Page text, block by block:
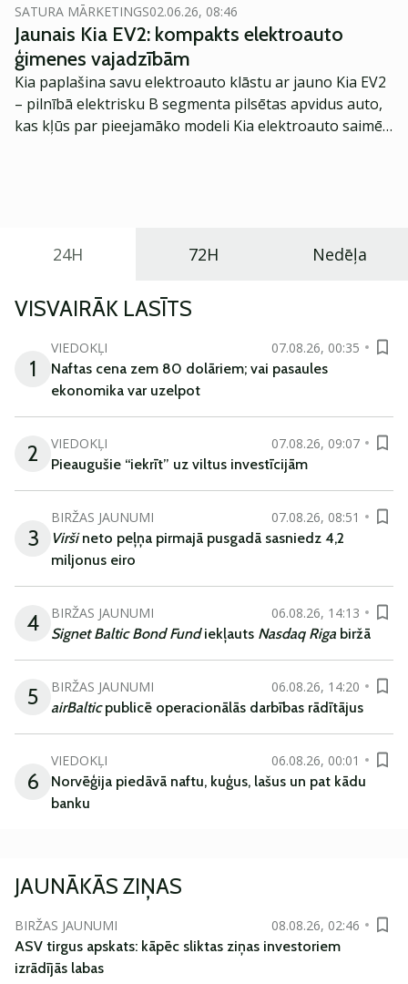
Ethereum cena pieaugs, taču pastāv riski.
SATURA MĀRKETINGS02.06.26, 08:46
Jaunais Kia EV2: kompakts elektroauto
ģimenes vajadzībām
Kia paplašina savu elektroauto klāstu ar jauno Kia EV2
– pilnībā elektrisku B segmenta pilsētas apvidus auto,
kas kļūs par pieejamāko modeli Kia elektroauto saimē
24H 72H Nedēļa
VISVAIRĀK LASĪTS
1
VIEDOKĻI
07.08.26, 00:35
Naftas cena zem 80 dolāriem; vai pasaules
ekonomika var uzelpot
2 VIEDOKĻI
07.08.26, 09:07
Pieaugušie “iekrīt” uz viltus investīcijām
3
BIRŽAS JAUNUMI
07.08.26, 08:51
Viršineto peļņa pirmajā pusgadā sasniedz 4,2
miljonus eiro
4 BIRŽAS JAUNUMI
06.08.26, 14:13
Signet Baltic Bond Fundiekļauts Nasdaq Riga biržā
5 BIRŽAS JAUNUMI
06.08.26, 14:20
airBalticpublicē operacionālās darbības rādītājus
6
VIEDOKĻI
06.08.26, 00:01
Norvēģija piedāvā naftu, kuģus, lašus un pat kādu
banku
JAUNĀKĀS ZIŅAS
BIRŽAS JAUNUMI
08.08.26, 02:46
ASV tirgus apskats: kāpēc sliktas ziņas investoriem
izrādījās labas